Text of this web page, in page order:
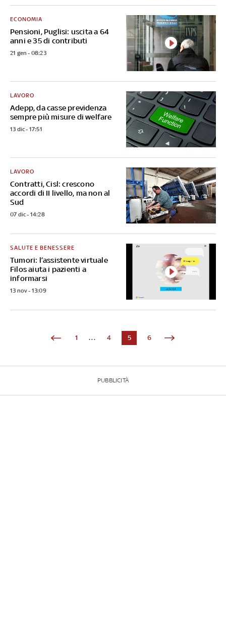
Pensioni, Puglisi: uscita a 64
anni e 35 di contributi
ECONOMIA
21 gen - 08:23
Adepp, da casse previdenza
sempre più misure di welfare
LAVORO
13 dic - 17:51
Contratti, Cisl: crescono
accordi di II livello, ma non al
Sud
LAVORO
07 dic - 14:28
Tumori: l’assistente virtuale
Filos aiuta i pazienti a
informarsi
SALUTE E BENESSERE
13 nov - 13:09
1 ... 4 5 6
PUBBLICITÀ